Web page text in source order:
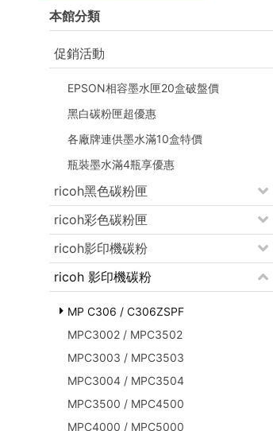
本館分類
促銷活動
EPSON相容墨水匣20盒破盤價
黑白碳粉匣超優惠
各廠牌連供墨水滿10盒特價
瓶裝墨水滿4瓶享優惠
ricoh黑色碳粉匣
ricoh彩色碳粉匣
ricoh影印機碳粉
ricoh 影印機碳粉
MP C306 / C306ZSPF
MPC3002 / MPC3502
MPC3003 / MPC3503
MPC3004 / MPC3504
MPC3500 / MPC4500
MPC4000 / MPC5000